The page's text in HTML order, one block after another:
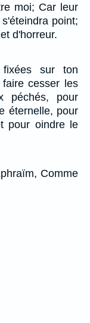
moi; Car leur
point;
d'horreur.
fixées sur ton
cesser les
péchés, pour
éternelle, pour
pour oindre le
Comme